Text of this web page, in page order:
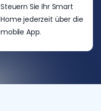
Steuern Sie Ihr Smart
Home jederzeit über die
mobile App.